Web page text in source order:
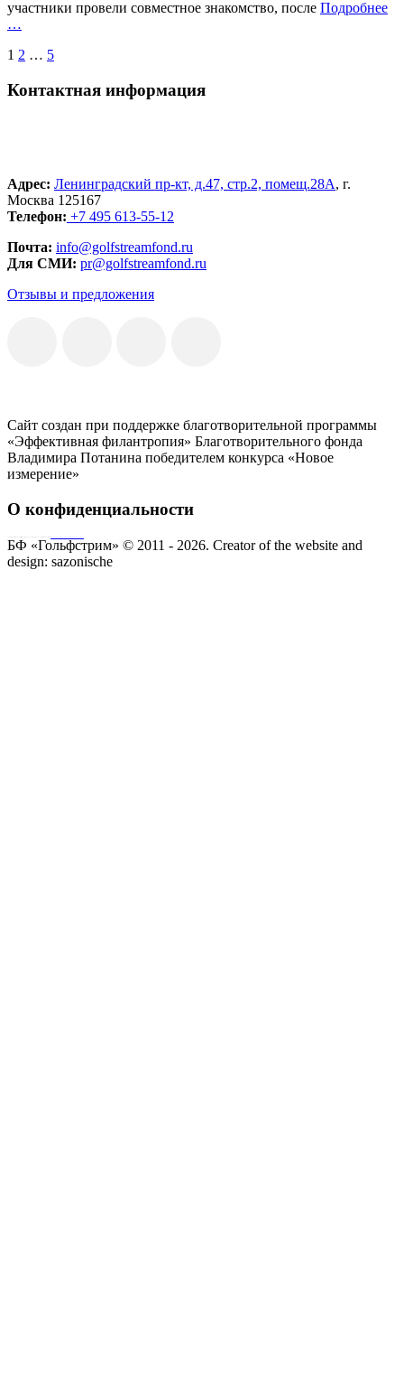
участники провели совместное знакомство, после Подробнее
…
Пагинация
записей
1 2 … 5
Контактная информация
Адрес: Ленинградский пр-кт, д.47, стр.2, помещ.28А, г.
Москва 125167
Телефон: +7 495 613-55-12
Почта: info@golfstreamfond.ru
Для СМИ: pr@golfstreamfond.ru
Отзывы и предложения
Сайт создан при поддержке благотворительной программы
«Эффективная филантропия» Благотворительного фонда
Владимира Потанина победителем конкурса «Новое
измерение»
О конфиденциальности
БФ «Гольфстрим» © 2011 - 2026. Creator of the website and
design: sazonische